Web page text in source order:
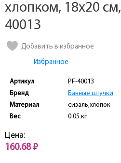
хлопком, 18х20
40013
Добавить в избранное
Избранное
Артикул
PF-40013
Бренд
Банные штучки
Материал
сизаль,хлопок
Вес
0.05 кг
Цена:
160.68 ₽